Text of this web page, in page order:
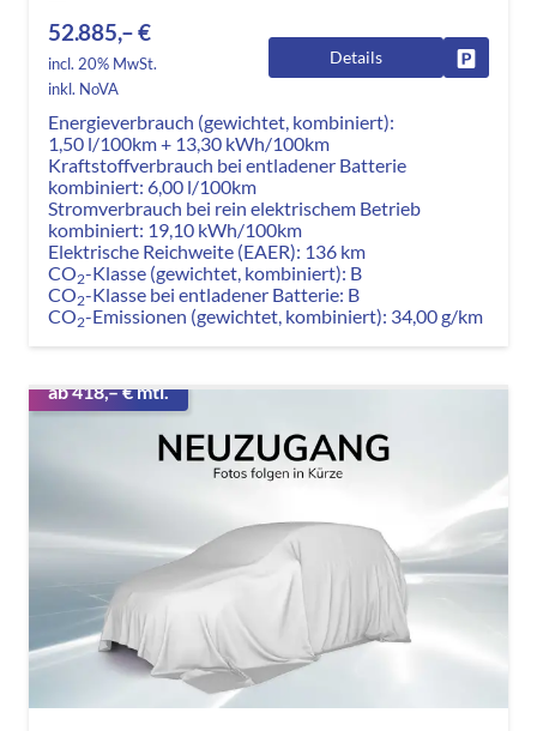
52.885,– €
incl. 20% MwSt.
inkl. NoVA
Details
Energieverbrauch (gewichtet, kombiniert):
1,50 l/100km + 13,30 kWh/100km
Kraftstoffverbrauch bei entladener Batterie
kombiniert: 6,00 l/100km
Stromverbrauch bei rein elektrischem Betrieb
kombiniert: 19,10 kWh/100km
Elektrische Reichweite (EAER): 136 km
CO2-Klasse (gewichtet, kombiniert): B
CO2-Klasse bei entladener Batterie: B
CO2-Emissionen (gewichtet, kombiniert): 34,00 g/km
ab 418,– € mtl.